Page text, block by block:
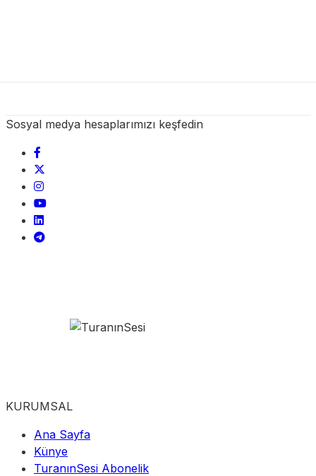
Sosyal medya hesaplarımızı keşfedin
KURUMSAL
Ana Sayfa
Künye
TuranınSesi Abonelik